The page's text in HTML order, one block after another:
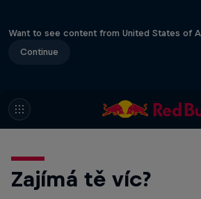
Want to see content from United States of
Continue
Zajímá tě víc?